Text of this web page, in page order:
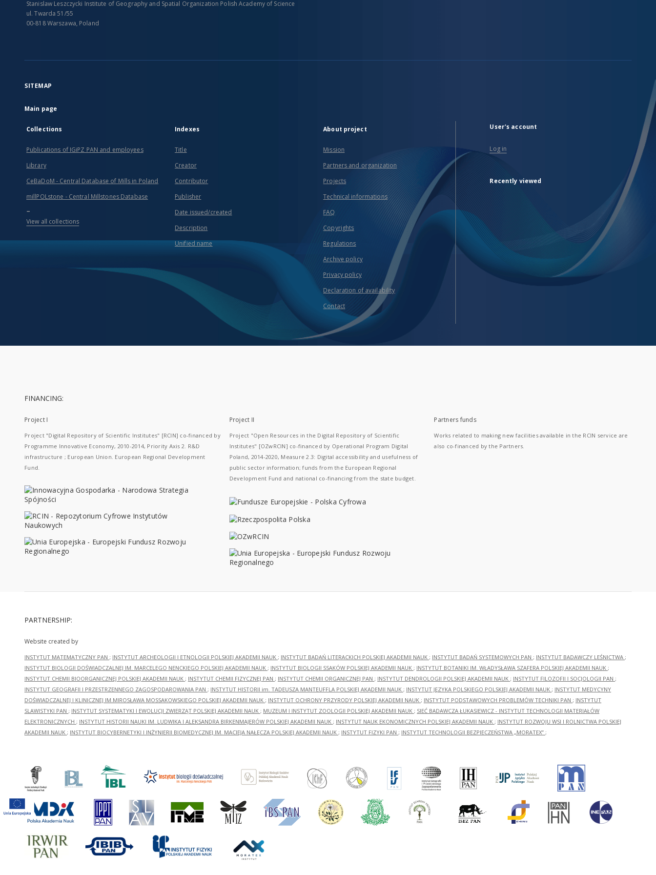
Stanislaw Leszczycki Institute of Geography and Spatial Organization Polish Academy of Science
ul. Twarda 51/55
00-818 Warszawa, Poland
SITEMAP
Main page
Collections
Publications of IGiPZ PAN and employees
Library
CeBaDoM - Central Database of Mills in Poland
millPOLstone - Central Millstones Database
...
View all collections
Indexes
Title
Creator
Contributor
Publisher
Date issued/created
Description
Unified name
About project
Mission
Partners and organization
Projects
Technical informations
FAQ
Copyrights
Regulations
Archive policy
Privacy policy
Declaration of availability
Contact
User's account
Log in
Recently viewed
FINANCING:
Project I
Project "Digital Repository of Scientific Institutes" [RCIN] co-financed by
Programme Innovative Economy, 2010-2014, Priority Axis 2. R&D
infrastructure ; European Union. European Regional Development
Fund.
Project II
Project "Open Resources in the Digital Repository of Scientific
Institutes" [OZwRCIN] co-financed by Operational Program Digital
Poland, 2014-2020, Measure 2.3: Digital accessibility and usefulness of
public sector information; funds from the European Regional
Development Fund and national co-financing from the state budget.
Partners funds
Works related to making new facilities available in the RCIN service are
also co-financed by the Partners.
PARTNERSHIP:
Website created by
INSTYTUT MATEMATYCZNY PAN ; INSTYTUT ARCHEOLOGII I ETNOLOGII POLSKIEJ AKADEMII NAUK ; INSTYTUT BADAŃ LITERACKICH POLSKIEJ AKADEMII NAUK ; INSTYTUT BADAŃ SYSTEMOWYCH PAN ; INSTYTUT BADAWCZY LEŚNICTWA ;
INSTYTUT BIOLOGII DOŚWIADCZALNEJ IM. MARCELEGO NENCKIEGO POLSKIEJ AKADEMII NAUK ; INSTYTUT BIOLOGII SSAKÓW POLSKIEJ AKADEMII NAUK ; INSTYTUT BOTANIKI IM. WŁADYSŁAWA SZAFERA POLSKIEJ AKADEMII NAUK ;
INSTYTUT CHEMII BIOORGANICZNEJ POLSKIEJ AKADEMII NAUK ; INSTYTUT CHEMII FIZYCZNEJ PAN ; INSTYTUT CHEMII ORGANICZNEJ PAN ; INSTYTUT DENDROLOGII POLSKIEJ AKADEMII NAUK ; INSTYTUT FILOZOFII I SOCJOLOGII PAN ;
INSTYTUT GEOGRAFII I PRZESTRZENNEGO ZAGOSPODAROWANIA PAN ; INSTYTUT HISTORII im. TADEUSZA MANTEUFFLA POLSKIEJ AKADEMII NAUK ; INSTYTUT JĘZYKA POLSKIEGO POLSKIEJ AKADEMII NAUK ; INSTYTUT MEDYCYNY
DOŚWIADCZALNEJ I KLINICZNEJ IM.MIROSŁAWA MOSSAKOWSKIEGO POLSKIEJ AKADEMII NAUK ; INSTYTUT OCHRONY PRZYRODY POLSKIEJ AKADEMII NAUK ; INSTYTUT PODSTAWOWYCH PROBLEMÓW TECHNIKI PAN ; INSTYTUT
SLAWISTYKI PAN ; INSTYTUT SYSTEMATYKI I EWOLUCJI ZWIERZĄT POLSKIEJ AKADEMII NAUK ; MUZEUM I INSTYTUT ZOOLOGII POLSKIEJ AKADEMII NAUK ; SIEĆ BADAWCZA ŁUKASIEWICZ - INSTYTUT TECHNOLOGII MATERIAŁÓW
ELEKTRONICZNYCH ; INSTYTUT HISTORII NAUKI IM. LUDWIKA I ALEKSANDRA BIRKENMAJERÓW POLSKIEJ AKADEMII NAUK ; INSTYTUT NAUK EKONOMICZNYCH POLSKIEJ AKADEMII NAUK ; INSTYTUT ROZWOJU WSI I ROLNICTWA POLSKIEJ
AKADEMII NAUK ; INSTYTUT BIOCYBERNETYKI I INŻYNIERII BIOMEDYCZNEJ IM. MACIEJA NAŁĘCZA POLSKIEJ AKADEMII NAUK ; INSTYTUT FIZYKI PAN ; INSTYTUT TECHNOLOGII BEZPIECZEŃSTWA „MORATEX” ;